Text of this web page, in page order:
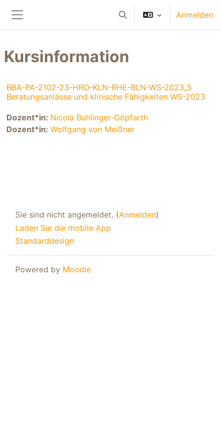
Website-Übersicht
Sucheingabe umschalten
Anmelden
Kursinformation
BBA-PA-2102-23-HRO-KLN-RHE-BLN-WS-2023_5
Beratungsanlässe und klinische Fähigkeiten WS-2023
Dozent*in: Nicola Buhlinger-Göpfarth
Dozent*in: Wolfgang von Meißner
Sie sind nicht angemeldet. (Anmelden)
Laden Sie die mobile App
Standarddesign
Powered by Moodle